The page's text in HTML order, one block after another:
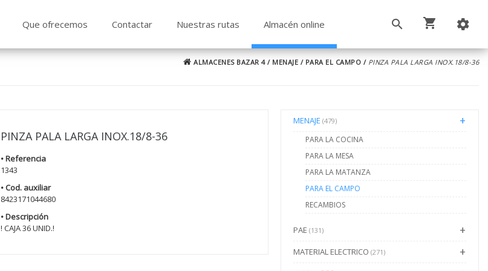
Que ofrecemos Contactar Nuestras rutas Almacén online
ALMACENES BAZAR 4/ MENAJE / PARA EL CAMPO / PINZA PALA LARGA INOX.18/8-36
MENAJE (479)
PARA LA COCINA
PARA LA MESA
PARA LA MATANZA
PARA EL CAMPO
RECAMBIOS
PAE (131)
MATERIAL ELECTRICO (271)
PINZA PALA LARGA INOX.18/8-36
• Referencia
1343
• Cod. auxiliar
8423171044680
• Descripción
! CAJA 36 UNID.!